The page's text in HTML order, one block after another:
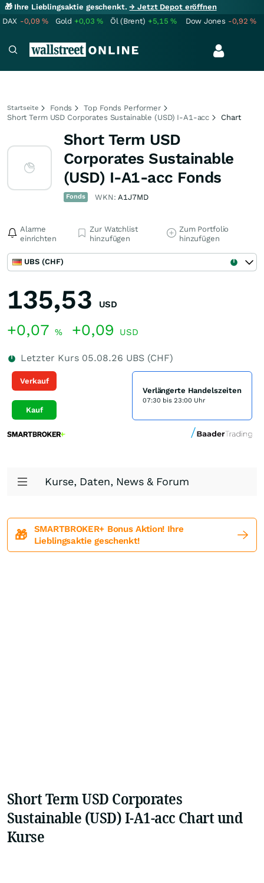
🎁 Ihre Lieblingsaktie geschenkt.→ Jetzt Depot eröffnen
DAX -0,09% Gold +0,03% Öl (Brent) +5,15% Dow Jones -0,92%
Startseite Fonds
Top Fonds Performer
Short Term USD Corporates Sustainable (USD) I-A1-acc
Chart
Short Term USD
Corporates Sustainable
(USD) I-A1-acc Fonds
Fonds WKN:A1J7MD
Alarme
einrichten
Zur Watchlist
hinzufügen
Zum Portfolio
hinzufügen
UBS (CHF)
135,53 USD
+0,07 % +0,09 USD
Letzter Kurs 05.08.26 UBS (CHF)
Verkauf
Kauf
Verlängerte Handelszeiten
07:30 bis 23:00 Uhr
Kurse, Daten, News & Forum
🎁
SMARTBROKER+ Bonus Aktion! Ihre
Lieblingsaktie geschenkt!
Short Term USD Corporates
Sustainable (USD) I-A1-acc Chart und
Kurse